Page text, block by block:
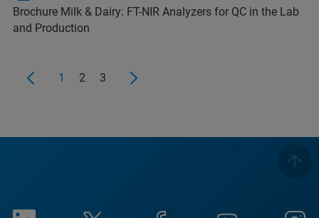
Brochure Milk & Dairy: FT-NIR Analyzers for QC in the Lab
and Production
1 2 3